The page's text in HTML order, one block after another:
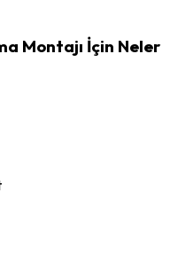
Montajı İçin Neler